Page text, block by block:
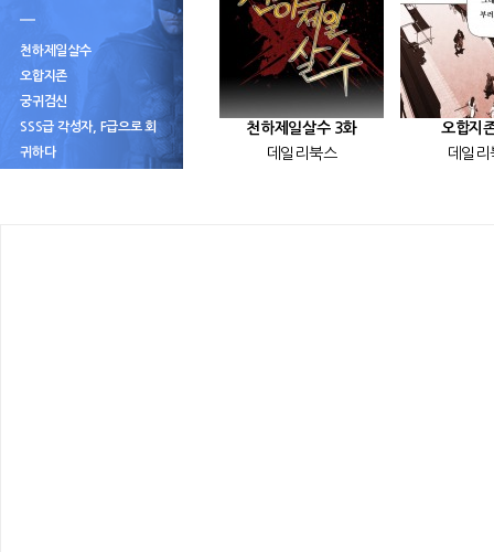
천하제일살수
오합지존
궁귀검신
SSS급 각성자, F급으로 회
귀하다
천하제일살수 3화
데일리북스
오합지
데일리